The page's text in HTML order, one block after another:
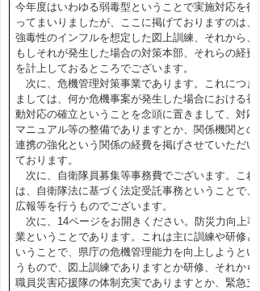
今年度はいわゆる弱毒型ということで実施対応を行
ってまいりましたが、ここに掲げておりますのは、
強毒性のインフルを想定した図上訓練、それから、
もしそれが発生した場合の対策本部、それらの経費
を計上しておるところでございます。
次に、危機管理対策事業であります。これにつき
ましては、何か危機事案が発生した場合における初
動対応の確立ということを念頭に置きまして、対応
マニュアル等の整備でありますとか、関係機関との
連携の強化という関係の経費を掲げさせていただい
ております。
次に、自衛隊員募集等事務費でございます。これ
は、自衛隊法に基づく法定受託事務ということで、
広報等を行うものでございます。
次に、14ページをお開きください。防災力向上事
業ということであります。これは主に訓練や研修と
いうことで、県庁の危機管理能力を向上しようとい
うもので、図上訓練でありますとか研修、それから
職員災害応援隊の体制充実でありますとか、緊急支